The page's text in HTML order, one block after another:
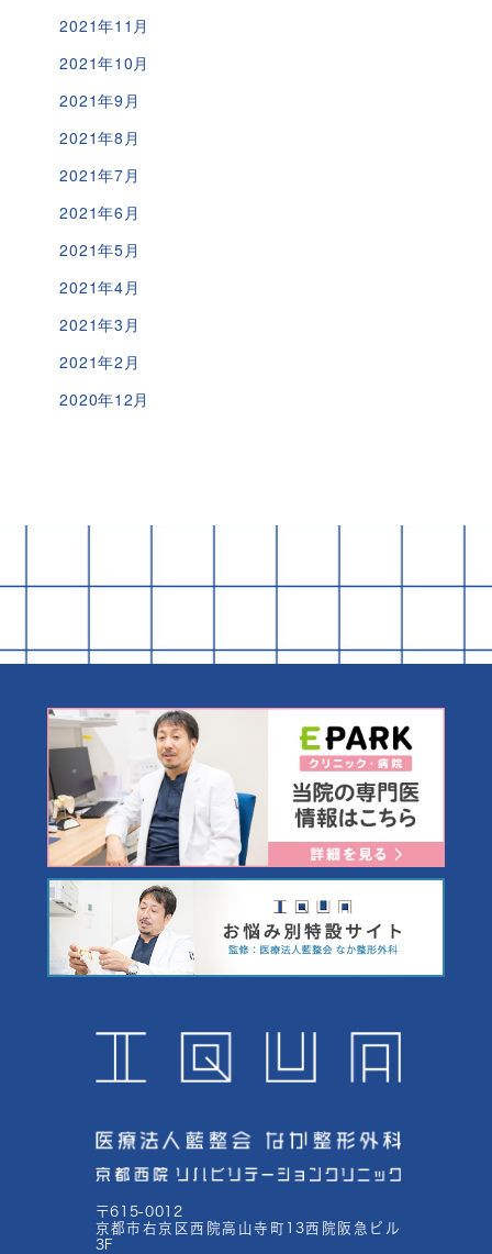
2021年11月
2021年10月
2021年9月
2021年8月
2021年7月
2021年6月
2021年5月
2021年4月
2021年3月
2021年2月
2020年12月
〒615-0012
京都市右京区西院高山寺町13西院阪急ビル
3F